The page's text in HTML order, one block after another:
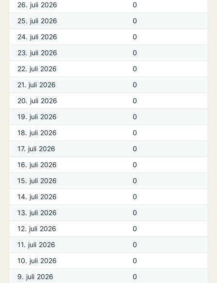
26. juli 2026
0
25. juli 2026
0
24. juli 2026
0
23. juli 2026
0
22. juli 2026
0
21. juli 2026
0
20. juli 2026
0
19. juli 2026
0
18. juli 2026
0
17. juli 2026
0
16. juli 2026
0
15. juli 2026
0
14. juli 2026
0
13. juli 2026
0
12. juli 2026
0
11. juli 2026
0
10. juli 2026
0
9. juli 2026
0